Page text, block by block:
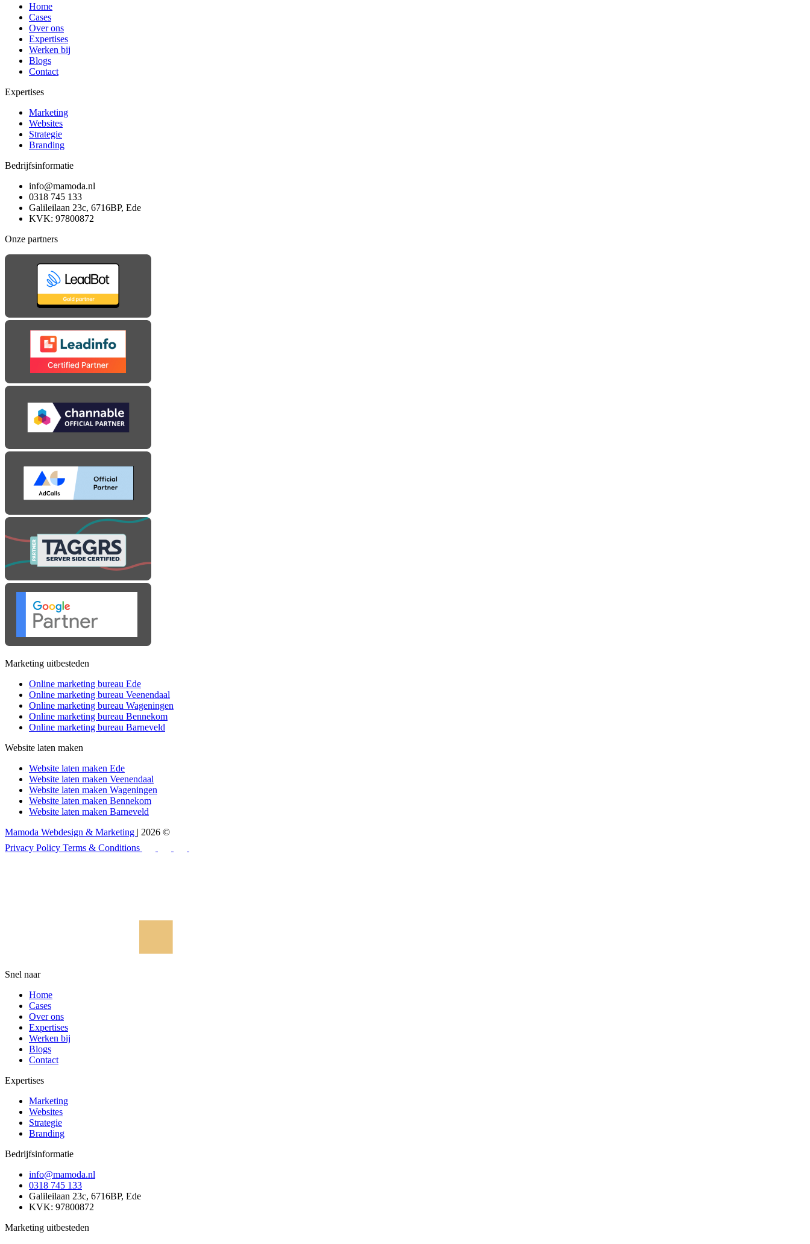
Home
Cases
Over ons
Expertises
Werken bij
Blogs
Contact
Expertises
Marketing
Websites
Strategie
Branding
Bedrijfsinformatie
info@mamoda.nl
0318 745 133
Galileilaan 23c, 6716BP, Ede
KVK: 97800872
Onze partners
Marketing uitbesteden
Online marketing bureau Ede
Online marketing bureau Veenendaal
Online marketing bureau Wageningen
Online marketing bureau Bennekom
Online marketing bureau Barneveld
Website laten maken
Website laten maken Ede
Website laten maken Veenendaal
Website laten maken Wageningen
Website laten maken Bennekom
Website laten maken Barneveld
Mamoda Webdesign & Marketing | 2026 ©
Privacy Policy Terms & Conditions
Snel naar
Home
Cases
Over ons
Expertises
Werken bij
Blogs
Contact
Expertises
Marketing
Websites
Strategie
Branding
Bedrijfsinformatie
info@mamoda.nl
0318 745 133
Galileilaan 23c, 6716BP, Ede
KVK: 97800872
Marketing uitbesteden